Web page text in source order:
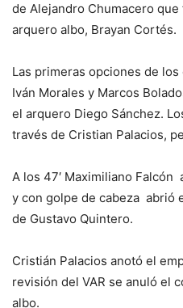
de Alejandro Chumacero
arquero albo, Brayan Cortés.
Las primeras opciones de
Iván Morales y Marcos
el arquero Diego Sánchez.
través de Cristian Palacios,
A los 47′ Maximiliano
y con golpe de cabeza abrió
de Gustavo Quintero.
Cristián Palacios anotó el
revisión del VAR se anuló el
albo.